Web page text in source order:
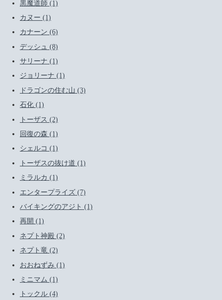
黒魔道師 (1)
カヌー (1)
カナーン (6)
デッシュ (8)
サリーナ (1)
ジョリーナ (1)
ドラゴンの住む山 (3)
石化 (1)
トーザス (2)
回復の森 (1)
シェルコ (1)
トーザスの抜け道 (1)
ミラルカ (1)
エンタープライズ (7)
バイキングのアジト (1)
再開 (1)
ネプト神殿 (2)
ネプト竜 (2)
おおねずみ (1)
ミニマム (1)
トックル (4)